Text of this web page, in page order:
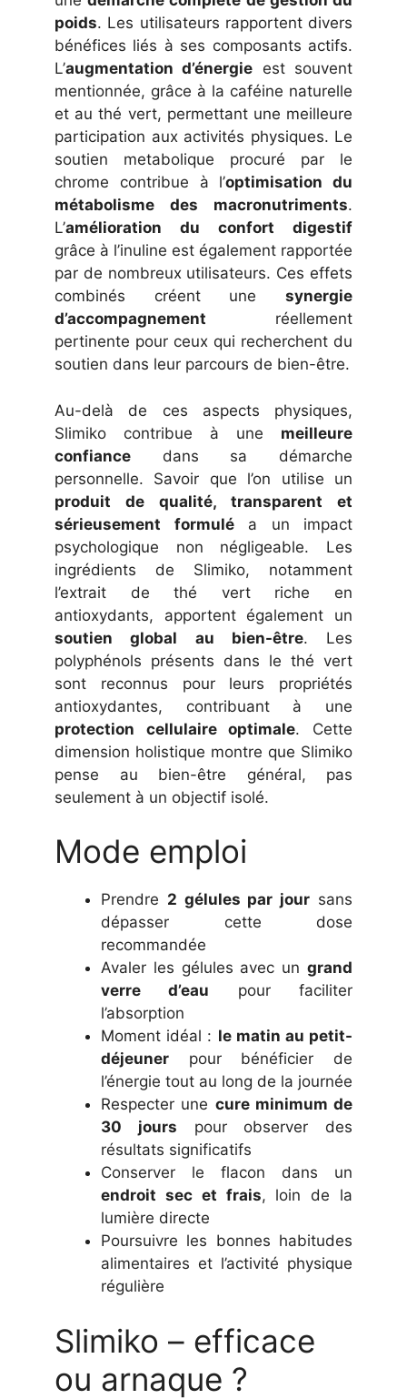
poids. Les utilisateurs rapportent divers
bénéfices liés à ses composants actifs.
L’augmentation d’énergie est souvent
mentionnée, grâce à la caféine naturelle
et au thé vert, permettant une meilleure
participation aux activités physiques. Le
soutien metabolique procuré par le
chrome contribue à l’optimisation du
métabolisme des macronutriments.
L’amélioration du confort digestif
grâce à l’inuline est également rapportée
par de nombreux utilisateurs. Ces effets
combinés créent une synergie
d’accompagnement réellement
pertinente pour ceux qui recherchent du
soutien dans leur parcours de bien-être.
Au-delà de ces aspects physiques,
Slimiko contribue à une meilleure
confiance dans sa démarche
personnelle. Savoir que l’on utilise un
produit de qualité, transparent et
sérieusement formuléa un impact
psychologique non négligeable. Les
ingrédients de Slimiko, notamment
l’extrait de thé vert riche en
antioxydants, apportent également un
soutien global au bien-être. Les
polyphénols présents dans le thé vert
sont reconnus pour leurs propriétés
antioxydantes, contribuant à une
protection cellulaire optimale. Cette
dimension holistique montre que Slimiko
pense au bien-être général, pas
seulement à un objectif isolé.
Mode emploi
Prendre 2 gélules par jour sans
dépasser cette dose
recommandée
Avaler les gélules avec un grand
verre d’eau pour faciliter
l’absorption
Moment idéal : le matin au petit-
déjeuner pour bénéficier de
l’énergie tout au long de la journée
Respecter une cure minimum de
30 jours pour observer des
résultats significatifs
Conserver le flacon dans un
endroit sec et frais, loin de la
lumière directe
Poursuivre les bonnes habitudes
alimentaires et l’activité physique
régulière
Slimiko – efficace
ou arnaque ?